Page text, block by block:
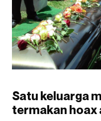
Satu keluarga
termakan hoax